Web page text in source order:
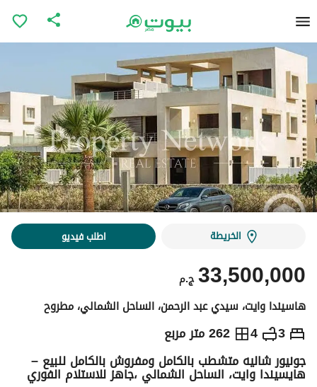
الخريطة اطلب فيديو
ج.م33,500,000
هاسيندا وايت، سيدي عبد الرحمن، الساحل الشمالي، مطروح
3
4 262 متر مربع ج.م 33,500,000
التفاصيل الاتجاهات والمؤشرات رهن عقاري
جونيور شاليه متشطب بالكامل ومفروش بالكامل للبيع –
هايسيندا وايت، الساحل الشمالي ،جاهز للاستلام الفوري